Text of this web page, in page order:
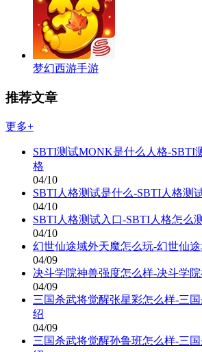
梦幻西游手游
推荐文章
更多+
SBTI测试MONK是什么人格-SBTI
格
04/10
SBTI人格测试是什么-SBTI人格测
04/10
SBTI人格测试入口-SBTI人格怎么
04/10
幻世仙途域外天魔怎么玩-幻世仙
04/09
决斗学院神兽强度怎么样-决斗学
04/09
三国杀武将觉醒张星彩怎么样-三
绍
04/09
三国杀武将觉醒孙鲁班怎么样-三